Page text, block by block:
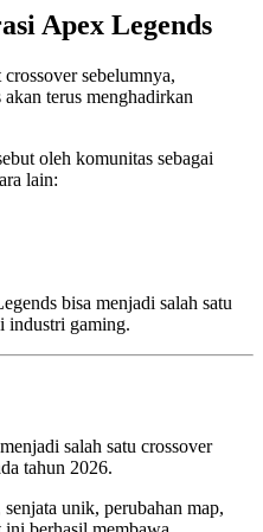
Apex Legends
sebelumnya,
terus menghadirkan
oleh komunitas sebagai
lain:
bisa menjadi salah satu
industri gaming.
menjadi salah satu crossover
tahun 2026.
unik, perubahan map,